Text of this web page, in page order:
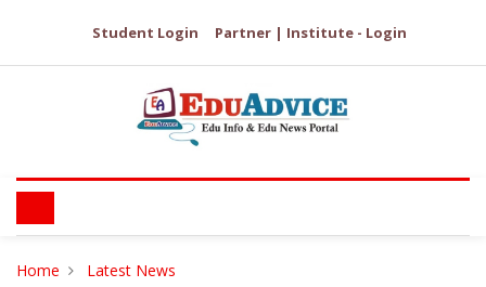
Student Login Partner | Institute - Login
Home Latest News